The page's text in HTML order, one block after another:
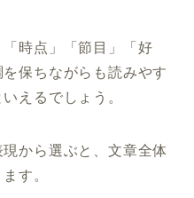
時点」「節目」「好
保ちながらも読みやす
えるでしょう。
から選ぶと、文章全体
す。